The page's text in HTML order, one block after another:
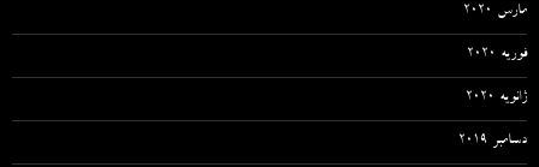
مارس 2020
فوریه 2020
ژانویه 2020
دسامبر 2019